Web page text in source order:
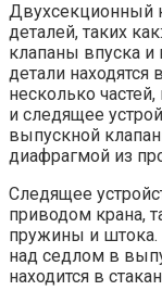
Двухсекционный
деталей, таких
клапаны впуска
детали
несколько
и следящее
выпускной
диафрагмой из
Следящее
приводом крана,
пружины и
над седлом в
находится в